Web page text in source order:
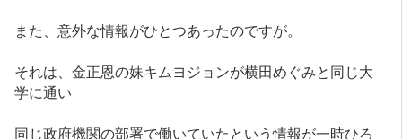
また、意外な情報がひとつあったのですが。
それは、金正恩の妹キムヨジョンが横田めぐみと同じ大
学に通い
同じ政府機関の部署で働いていたという情報が一時ひろ